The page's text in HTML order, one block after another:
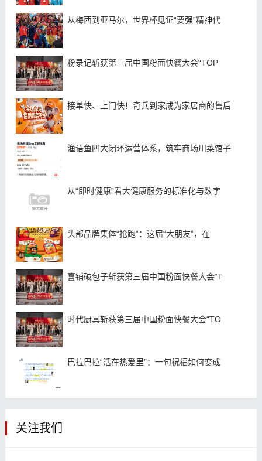
从梅西到亚马尔，世界杯见证“要强”精神代
粉录记斩获第三届中国粉面快餐大会“TOP
接单快、上门快！奇兵到家成为家居商的售后
渔语鱼四大闭环运营体系，筑牢商场川菜馆子
从“即时健康”看大健康服务的标准化与数字
头部品牌集体“抢跑”：这届“大朋友”，在
喜铺破包子斩获第三届中国粉面快餐大会“T
时代厨具斩获第三届中国粉面快餐大会“TO
巴拉巴拉“活在热爱里”：一句祝福如何变成
关注我们